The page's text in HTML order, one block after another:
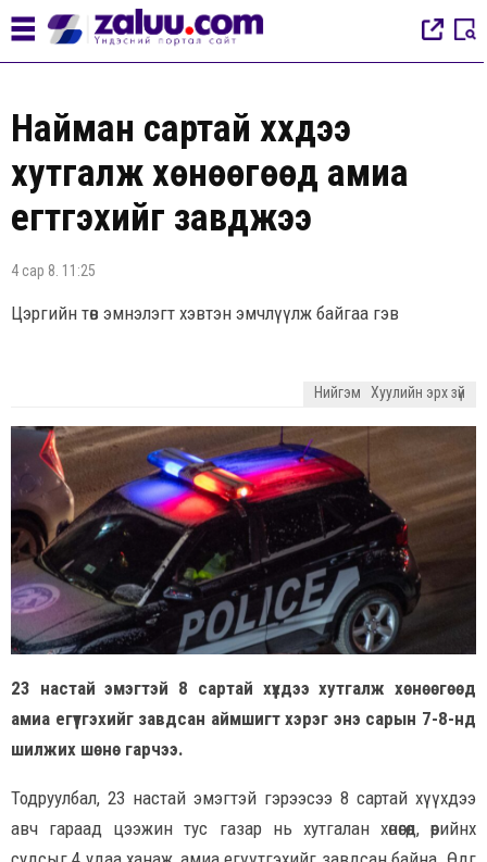
Найман сартай хүүхдээ
хутгалж хөнөөгөөд амиа
егүүтгэхийг завджээ
4 сар 8. 11:25
Цэргийн төв эмнэлэгт хэвтэн эмчлүүлж байгаа гэв
Нийгэм Хуулийн эрх зүй
23 настай эмэгтэй 8 сартай хүүхдээ хутгалж хөнөөгөөд
амиа егүүтгэхийг завдсан аймшигт хэрэг энэ сарын 7-8-нд
шилжих шөнө гарчээ.
Тодруулбал, 23 настай эмэгтэй гэрээсээ 8 сартай хүүхдээ
авч гараад цээжин тус газар нь хутгалан хөнөөгөөд, өөрийнхөө